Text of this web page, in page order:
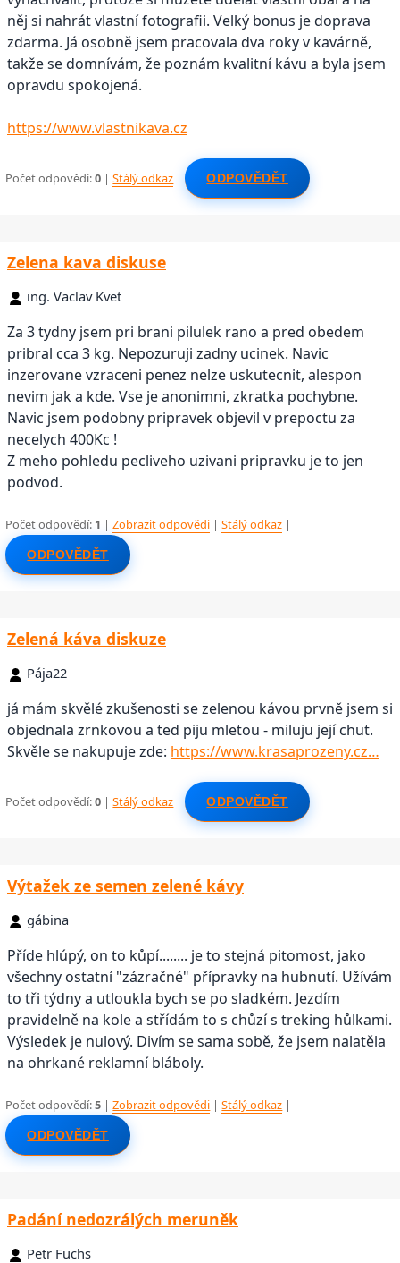
něj si nahrát vlastní fotografii. Velký bonus je doprava
zdarma. Já osobně jsem pracovala dva roky v kavárně,
takže se domnívám, že poznám kvalitní kávu a byla jsem
opravdu spokojená.
https://www.vlastnikava.cz
Počet odpovědí:0 |Stálý odkaz | ODPOVĚDĚT
Zelena kava diskuse
ing. Vaclav Kvet
Za 3 tydny jsem pri brani pilulek rano a pred obedem
pribral cca 3 kg. Nepozuruji zadny ucinek. Navic
inzerovane vzraceni penez nelze uskutecnit, alespon
nevim jak a kde. Vse je anonimni, zkratka pochybne.
Navic jsem podobny pripravek objevil v prepoctu za
necelych 400Kc !
Z meho pohledu pecliveho uzivani pripravku je to jen
podvod.
Počet odpovědí: 1 |Zobrazit odpovědi |Stálý odkaz |
ODPOVĚDĚT
Zelená káva diskuze
Pája22
já mám skvělé zkušenosti se zelenou kávou prvně jsem si
objednala zrnkovou a ted piju mletou - miluju její chut.
Skvěle se nakupuje zde: https://www.krasaprozeny.cz…
Počet odpovědí:0 |Stálý odkaz | ODPOVĚDĚT
Výtažek ze semen zelené kávy
gábina
Příde hlúpý, on to kůpí........ je to stejná pitomost, jako
všechny ostatní "zázračné" přípravky na hubnutí. Užívám
to tři týdny a utloukla bych se po sladkém. Jezdím
pravidelně na kole a střídám to s chůzí s treking hůlkami.
Výsledek je nulový. Divím se sama sobě, že jsem nalatěla
na ohrkané reklamní bláboly.
Počet odpovědí:5 |Zobrazit odpovědi |Stálý odkaz |
ODPOVĚDĚT
Padání nedozrálých meruněk
Petr Fuchs